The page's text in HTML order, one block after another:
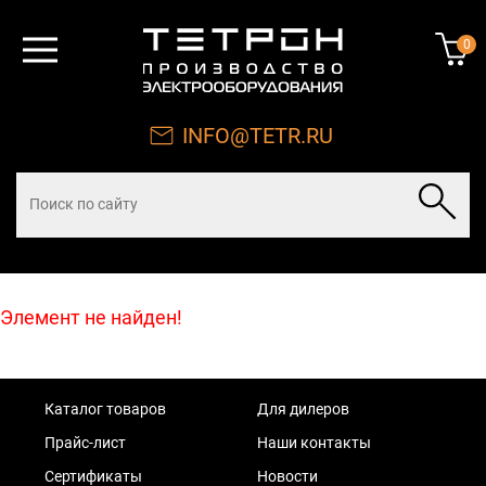
0
INFO@TETR.RU
Элемент не найден!
Каталог товаров
Для дилеров
Прайс-лист
Наши контакты
Сертификаты
Новости